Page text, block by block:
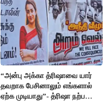
“அன்பு அக்கா த்ரிஷாவை யார்
தவறாக பேசினாலும் எங்களால்
ஏற்க முடியாது”- த்ரிஷா நற்பணி